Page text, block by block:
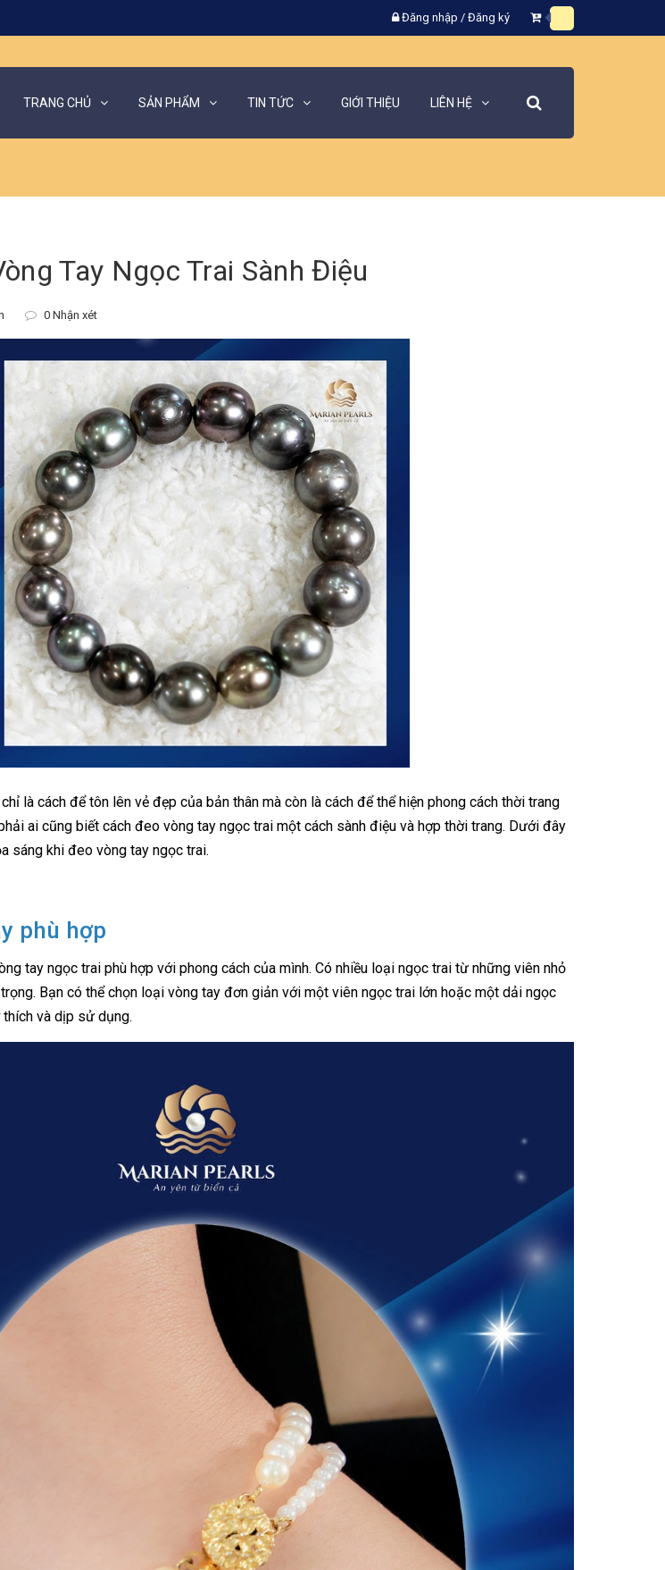
Đăng nhập / Đăng ký
TRANG CHỦ SẢN PHẨM TIN TỨC GIỚI THIỆU LIÊN HỆ
Tay Ngọc Trai Sành Điệu
0 Nhận xét
là cách để tôn lên vẻ đẹp của bản thân mà còn là cách để thể hiện phong cách thời trang
ai cũng biết cách đeo vòng tay ngọc trai một cách sành điệu và hợp thời trang. Dưới đây
sáng khi đeo vòng tay ngọc trai.
phù hợp
tay ngọc trai phù hợp với phong cách của mình. Có nhiều loại ngọc trai từ những viên nhỏ
Bạn có thể chọn loại vòng tay đơn giản với một viên ngọc trai lớn hoặc một dải ngọc
và dịp sử dụng.